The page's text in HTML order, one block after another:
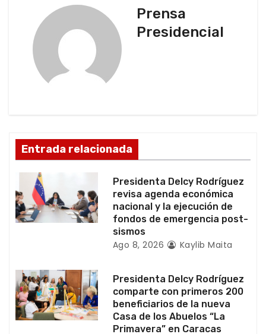
e
n
t
a
d
Prensa
Presidencial
Entrada relacionada
Presidenta Delcy Rodríguez
revisa agenda económica
nacional y la ejecución de
fondos de emergencia post-
sismos
Ago 8, 2026 Kaylib Maita
Presidenta Delcy Rodríguez
comparte con primeros 200
beneficiarios de la nueva
Casa de los Abuelos “La
Primavera” en Caracas